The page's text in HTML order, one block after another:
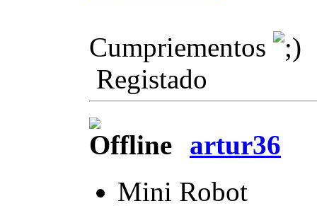
Cumpriementos
Registado
artur36
Mini Robot